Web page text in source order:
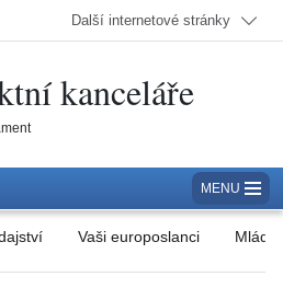
Další internetové stránky
kanceláře
MENU
Vaši europoslanci